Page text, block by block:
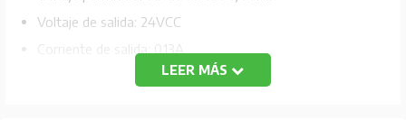
Voltaje de salida: 24VCC
Corriente de salida: 0.13A
Tipo de montaje: Riel DIN/Uso de tornillos
LEER MÁS